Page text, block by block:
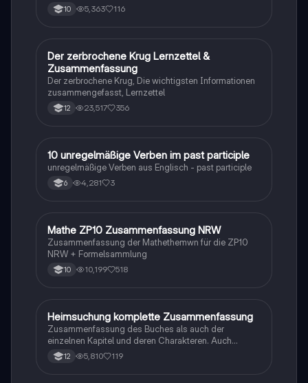
10 5,363 116
Deutsch
Der zerbrochene Krug Lernzettel &
Zusammenfassung
Der zerbrochene Krug, Die wichtigsten Informationen
zusammengefasst, Lernzettel
12 23,517 356
1 Englisch
10 unregelmäßige Verben im past participle
unregelmäßige Verben aus Englisch - past participle
6 4,281 3
Mathe
Mathe ZP10 Zusammenfassung NRW
Zusammenfassung der Mathethemwn für die ZP10
NRW + Formelsammlung
10 10,199 518
Deutsch
Heimsuchung komplette Zusammenfassung
Zusammenfassung des Buches als auch der
einzelnen Kapitel und deren Charakteren. Auch
tabellarisch. Im Unterricht ohne KI erstellt
12 5,810 119